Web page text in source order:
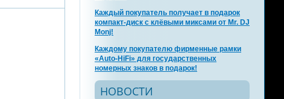
Каждый покупатель получает в подарок
компакт-диск с клёвыми миксами от Mr. DJ
Monj!
Каждому покупателю фирменные рамки
«Auto-HiFi» для государственных
номерных знаков в подарок!
НОВОСТИ